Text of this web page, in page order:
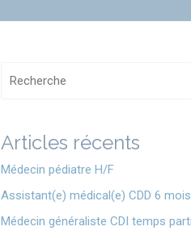
Articles récents
Médecin pédiatre H/F
Assistant(e) médical(e) CDD 6 mois
Médecin généraliste CDI temps